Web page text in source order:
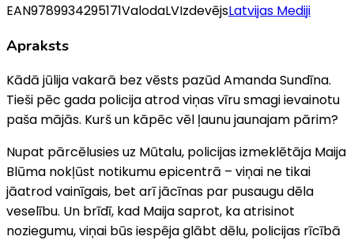
EAN9789934295171ValodaLVIzdevējsLatvijas Mediji
Apraksts
Kādā jūlija vakarā bez vēsts pazūd Amanda Sundīna.
Tieši pēc gada policija atrod viņas vīru smagi ievainotu
paša mājās. Kurš un kāpēc vēl ļaunu jaunajam pārim?
Nupat pārcēlusies uz Mūtalu, policijas izmeklētāja Maija
Blūma nokļūst notikumu epicentrā – viņai ne tikai
jāatrod vainīgais, bet arī jācīnas par pusaugu dēla
veselību. Un brīdī, kad Maija saprot, ka atrisinot
noziegumu, viņai būs iespēja glābt dēlu, policijas rīcībā